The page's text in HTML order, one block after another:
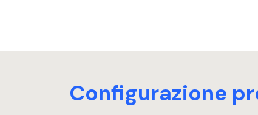
Configurazione